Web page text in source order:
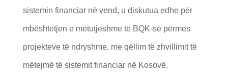
sistemin financiar në vend, u diskutua edhe për
mbështetjen e mëtutjeshme të BQK-së përmes
projekteve të ndryshme, me qëllim të zhvillimit të
mëtejmë të sistemit financiar në Kosovë.